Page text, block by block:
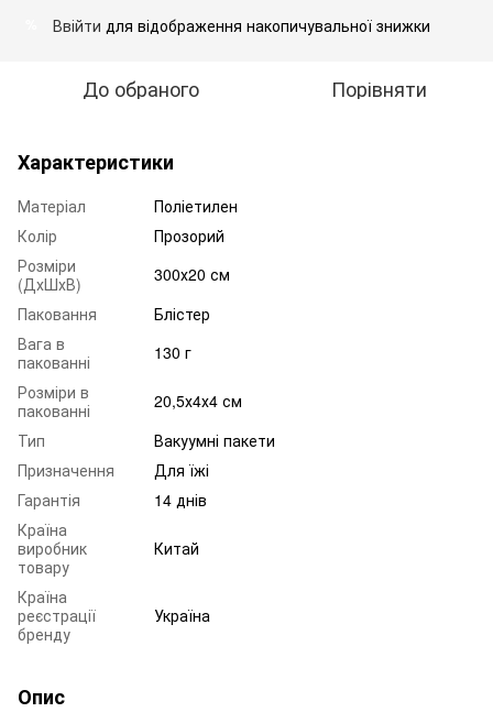
Ввійти для відображення накопичувальної знижки
До обраного Порівняти
Характеристики
Матеріал
Поліетилен
Колір
Прозорий
Розміри
(ДхШхВ)
300х20 см
Паковання
Блістер
Вага в
пакованні
130 г
Розміри в
пакованні
20,5х4х4 см
Тип
Вакуумні пакети
Призначення
Для їжі
Гарантія
14 днів
Країна
виробник
товару
Китай
Країна
реєстрації
бренду
Україна
Опис